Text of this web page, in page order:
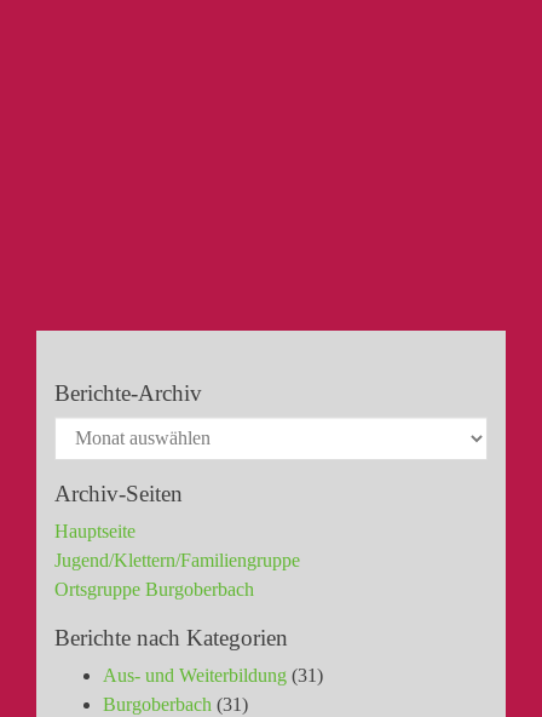
Berichte-Archiv
Archiv-Seiten
Hauptseite
Jugend/Klettern/Familiengruppe
Ortsgruppe Burgoberbach
Berichte nach Kategorien
Aus- und Weiterbildung (31)
Burgoberbach (31)